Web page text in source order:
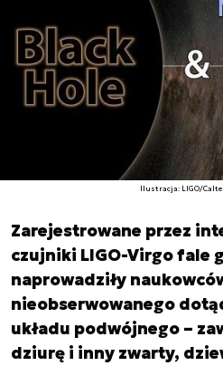
Ilustracja: LIGO/
Zarejestrowane przez
czujniki LIGO-Virgo fale
naprowadziły
nieobserwowanego
układu podwójnego –
dziurę i inny zwarty,